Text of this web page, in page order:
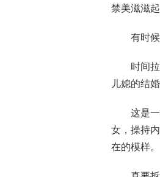
禁美滋滋起
有时候
时间拉回
儿媳的结
这是一幢
女，操持
在的模样。